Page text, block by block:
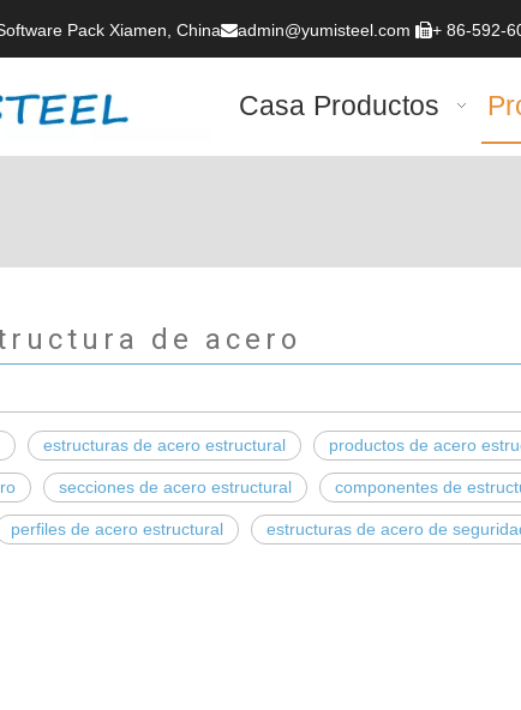
Pack Xiamen, Chinaadmin@yumisteel.com + 86-592-
Casa Productos
de acero
estructuras de acero estructural productos de acero
secciones de acero estructural componentes de
perfiles de acero estructural estructuras de acero de